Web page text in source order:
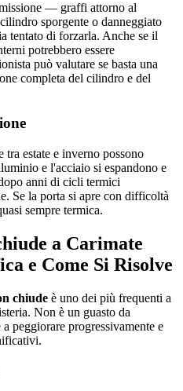
— graffi attorno al
sporgente o danneggiato
tentato di forzarla. Anche se il
potrebbero essere
può valutare se basta una
completa del cilindro e del
tra estate e inverno possono
e l'acciaio si espandono e
anni di cicli termici
Se la porta si apre con difficoltà
sempre termica.
a Carimate
e Come Si Risolve
chiude è uno dei più frequenti a
Non è un guasto da
peggiorare progressivamente e